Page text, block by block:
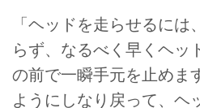
「ヘッドを走らせるに
らず、なるべく早くヘッ
の前で一瞬手元を止めま
ようにしなり戻って、ヘ